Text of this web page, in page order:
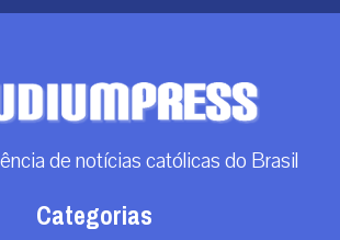
de notícias católicas do Brasil
Categorias